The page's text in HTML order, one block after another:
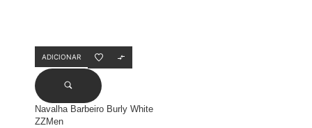
ADICIONAR
Navalha Barbeiro Burly White
ZZMen